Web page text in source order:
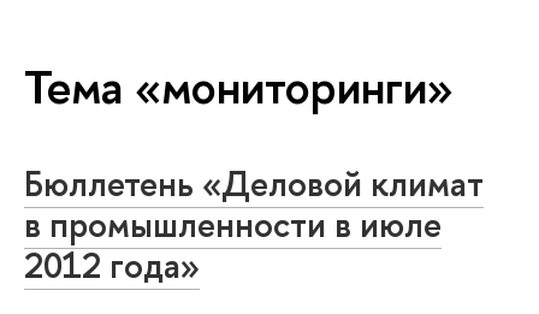
Тема «мониторинги»
Бюллетень «Деловой климат
в промышленности в июле
2012 года»